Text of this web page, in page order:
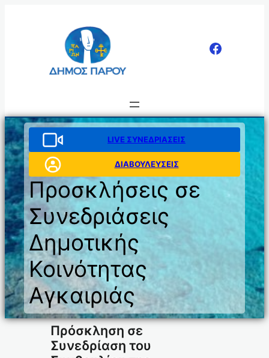
LIVE ΣΥΝΕΔΡΙΑΣΕΙΣ
ΔΙΑΒΟΥΛΕΥΣΕΙΣ
Προσκλήσεις σε
Συνεδριάσεις
Δημοτικής
Κοινότητας
Αγκαιριάς
Πρόσκληση σε
Συνεδρίαση του